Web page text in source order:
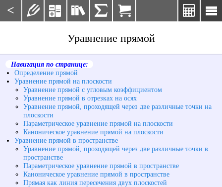
< 

    
Уравнение прямой
Навигация по странице:
Определение прямой
Уравнение прямой на плоскости
Уравнение прямой с угловым коэффициентом
Уравнение прямой в отрезках на осях
Уравнение прямой, проходящей через две различные точки на
плоскости
Параметрическое уравнение прямой на плоскости
Каноническое уравнение прямой на плоскости
Уравнение прямой в пространстве
Уравнение прямой, проходящей через две различные точки в
пространстве
Параметрическое уравнение прямой в пространстве
Каноническое уравнение прямой в пространстве
Прямая как линия пересечения двух плоскостей